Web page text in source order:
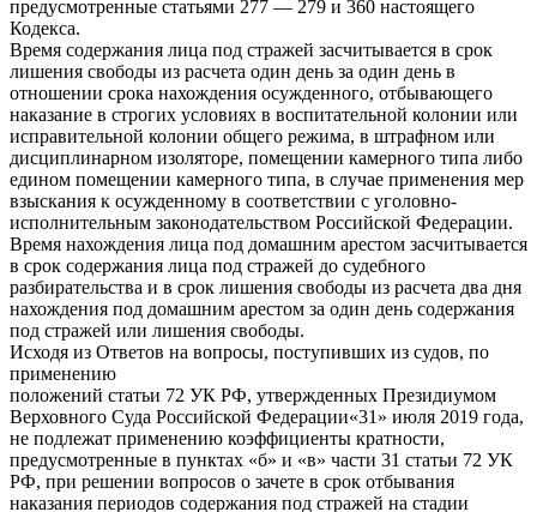
предусмотренные статьями 277 — 279 и 360 настоящего
Кодекса.
Время содержания лица под стражей засчитывается в срок
лишения свободы из расчета один день за один день в
отношении срока нахождения осужденного, отбывающего
наказание в строгих условиях в воспитательной колонии или
исправительной колонии общего режима, в штрафном или
дисциплинарном изоляторе, помещении камерного типа либо
едином помещении камерного типа, в случае применения мер
взыскания к осужденному в соответствии с уголовно-
исполнительным законодательством Российской Федерации.
Время нахождения лица под домашним арестом засчитывается
в срок содержания лица под стражей до судебного
разбирательства и в срок лишения свободы из расчета два дня
нахождения под домашним арестом за один день содержания
под стражей или лишения свободы.
Исходя из Ответов на вопросы, поступивших из судов, по
применению
положений статьи 72 УК РФ, утвержденных Президиумом
Верховного Суда Российской Федерации«31» июля 2019 года,
не подлежат применению коэффициенты кратности,
предусмотренные в пунктах «б» и «в» части 31 статьи 72 УК
РФ, при решении вопросов о зачете в срок отбывания
наказания периодов содержания под стражей на стадии